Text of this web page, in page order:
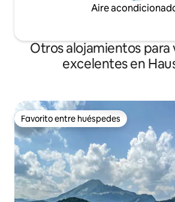
Aire
Otros alojamientos para
excelentes en
Favorito entre huéspedes
Favorito entre huéspedes